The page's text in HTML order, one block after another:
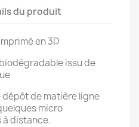
du produit
en 3D
issu de
de matière ligne
micro
distance.